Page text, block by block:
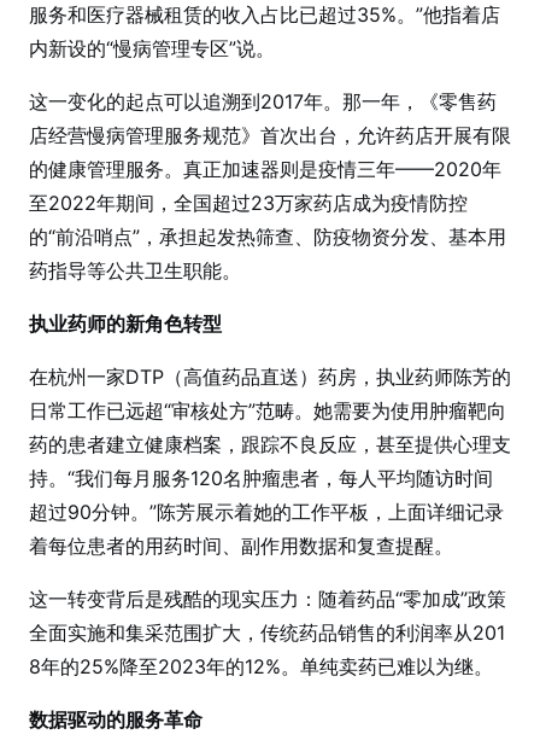
服务和医疗器械租赁的收入占比已超过35%。”他指着店
内新设的“慢病管理专区”说。
这一变化的起点可以追溯到2017年。那一年，《零售药
店经营慢病管理服务规范》首次出台，允许药店开展有限
的健康管理服务。真正加速器则是疫情三年——2020年
至2022年期间，全国超过23万家药店成为疫情防控
的“前沿哨点”，承担起发热筛查、防疫物资分发、基本用
药指导等公共卫生职能。
执业药师的新角色转型
在杭州一家DTP（高值药品直送）药房，执业药师陈芳的
日常工作已远超“审核处方”范畴。她需要为使用肿瘤靶向
药的患者建立健康档案，跟踪不良反应，甚至提供心理支
持。“我们每月服务120名肿瘤患者，每人平均随访时间
超过90分钟。”陈芳展示着她的工作平板，上面详细记录
着每位患者的用药时间、副作用数据和复查提醒。
这一转变背后是残酷的现实压力：随着药品“零加成”政策
全面实施和集采范围扩大，传统药品销售的利润率从201
8年的25%降至2023年的12%。单纯卖药已难以为继。
数据驱动的服务革命